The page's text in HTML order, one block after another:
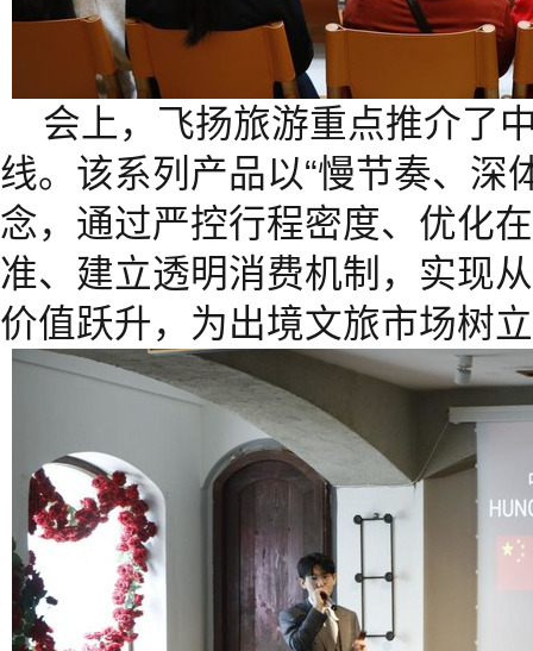
会上，飞扬旅游重点推介了
线。该系列产品以“慢节奏、深
念，通过严控行程密度、优化
准、建立透明消费机制，实现从
价值跃升，为出境文旅市场树